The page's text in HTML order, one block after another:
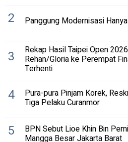
2 Panggung Modernisasi
3 Rekap Hasil Taipei Open
Rehan/Gloria ke Perempat
Terhenti
4 Pura-pura Pinjam Korek,
Tiga Pelaku Curanmor
5 BPN Sebut Lioe Khin Bin
Mangga Besar Jakarta Barat